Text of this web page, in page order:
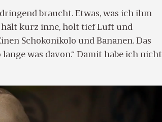
braucht. Etwas, was ich ihm
kurz inne, holt tief Luft und
Schokonikolo und Bananen. Das
was davon.“ Damit habe ich nicht